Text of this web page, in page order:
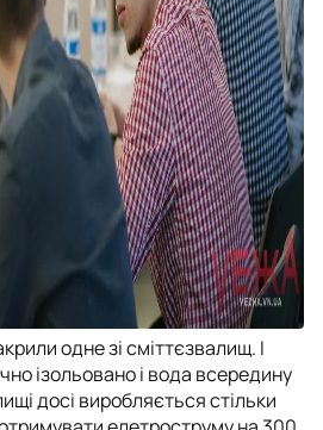
одне зі сміттєзвалищ. І
ізольовано і вода всередину
досі виробляється стільки